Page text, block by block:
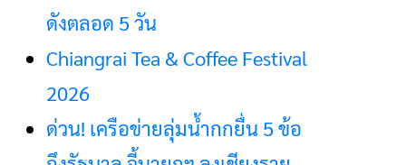
ดังตลอด 5 วัน
Chiangrai Tea & Coffee Festival
2026
ด่วน! เครือข่ายลุ่มน้ำกกยื่น 5 ข้อ